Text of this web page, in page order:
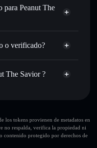
PNUT sin vincular
agregador de privacidad
mercado y liquidez de
privadas
para Peanut The
Peanut The
o verificado?
actualmente
The Savior ?
gran parte de la
The Savior
10 principales
los tokens provienen de metadatos en
no respalda, verifica la propiedad ni
contenido protegido por derechos de